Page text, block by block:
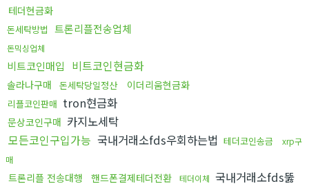
테더현금화
돈세탁방법 트론리플전송업체
돈믹싱업체
비트코인매입 비트코인현금화
솔라나구매 돈세탁당일정산 이더리움현금화
리플코인판매 tron현금화
문상코인구매 카지노세탁
모든코인구입가능 국내거래소fds우회하는법 테더코인송금
xrp구
매
트론리플 전송대행 핸드폰결제테더전환 테더이체 국내거래소fds뚫